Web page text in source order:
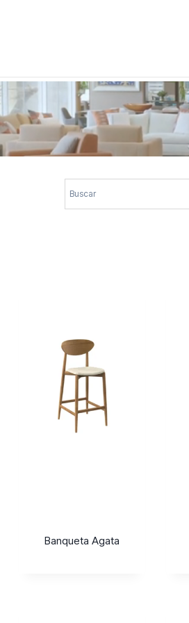
com elegância,
design.
Banqueta Agata